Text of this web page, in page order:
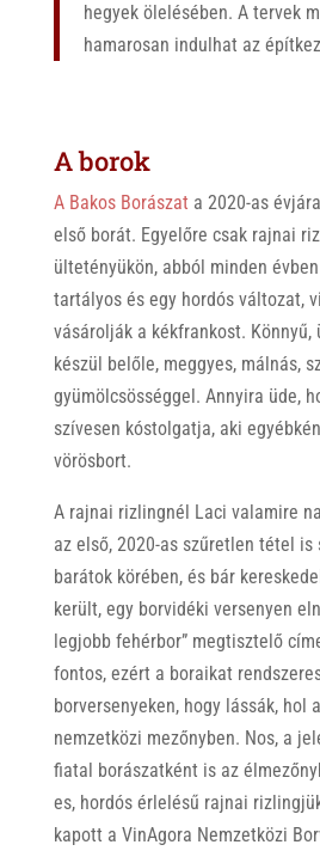
hegyek ölelésében. A tervek
hamarosan indulhat az
A borok
A Bakos Borászat a 2020-as
első borát. Egyelőre csak rajnai
ültetényükön, abból minden
tartályos és egy hordós változat,
vásárolják a kékfrankost. Könnyű,
készül belőle, meggyes, málnás,
gyümölcsösséggel. Annyira üde,
szívesen kóstolgatja, aki
vörösbort.
A rajnai rizlingnél Laci valamire
az első, 2020-as szűretlen tétel
barátok körében, és bár
került, egy borvidéki versenyen
legjobb fehérbor” megtisztelő
fontos, ezért a boraikat
borversenyeken, hogy lássák, hol
nemzetközi mezőnyben. Nos, a
fiatal borászatként is az
es, hordós érlelésű rajnai
kapott a VinAgora Nemzetközi